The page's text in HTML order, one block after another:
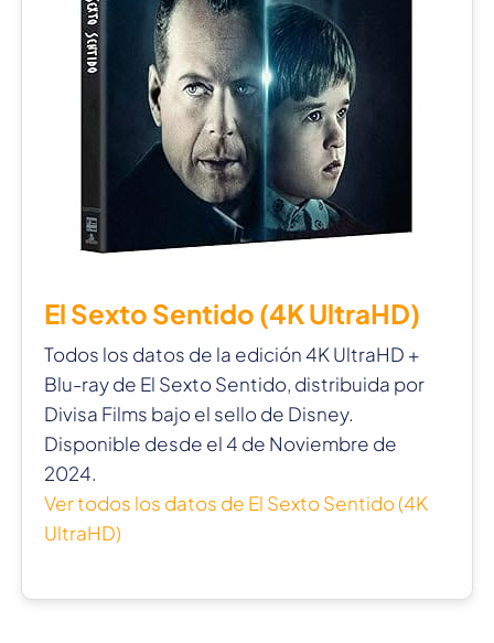
El Sexto Sentido (4K UltraHD)
Todos los datos de la edición 4K UltraHD +
Blu-ray de El Sexto Sentido, distribuida por
Divisa Films bajo el sello de Disney.
Disponible desde el 4 de Noviembre de
2024.
Ver todos los datos de El Sexto Sentido (4K
UltraHD)